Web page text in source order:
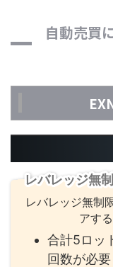
自動売買
レバレッジ無
レバレッジ無制
アす
合計5ロッ
回数が必要